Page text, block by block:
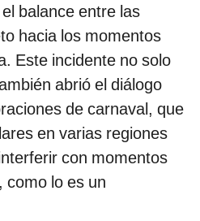
balance entre las
hacia los momentos
Este incidente no solo
abrió el diálogo
de carnaval, que
en varias regiones
con momentos
como lo es un